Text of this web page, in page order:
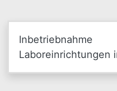
Laboreinrichtungen